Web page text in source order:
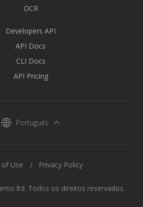
OCR
Developers API
API Docs
CLI Docs
API Pricing
Português
ltd. Todos os direitos reservados.
Use Privacy Policy